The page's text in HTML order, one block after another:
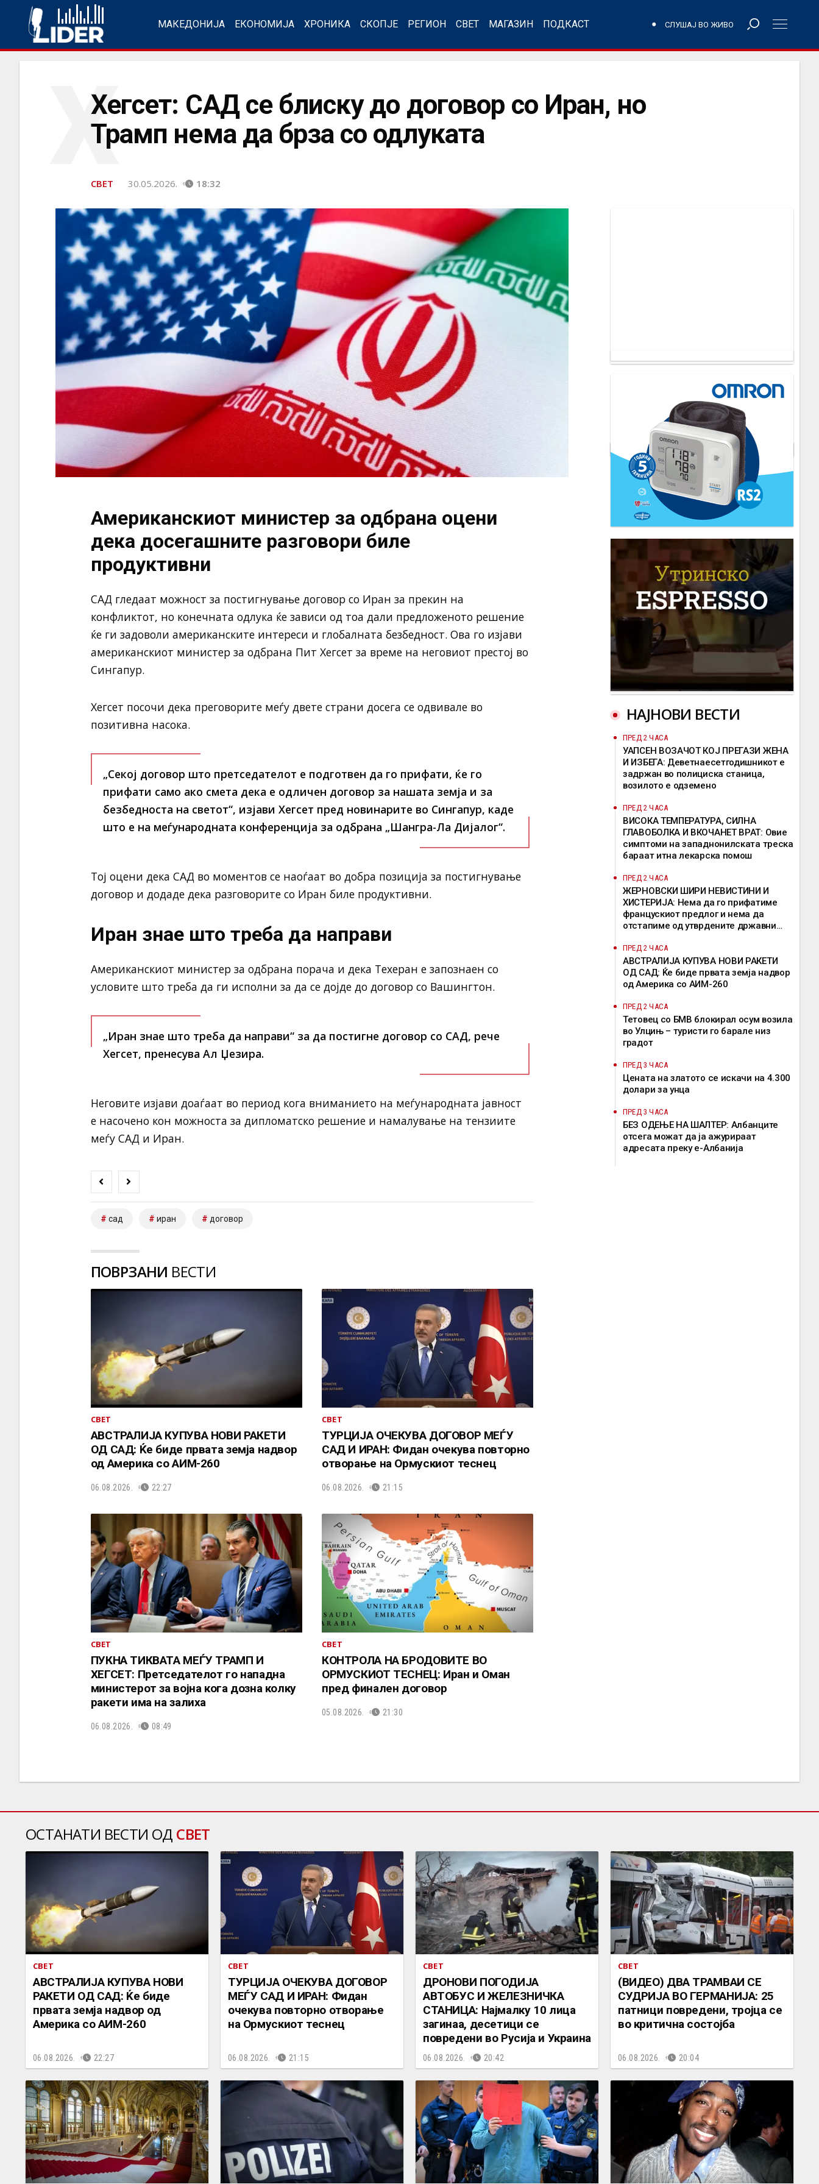
МАКЕДОНИЈА ЕКОНОМИЈА ХРОНИКА СКОПЈЕ РЕГИОН СВЕТ МАГАЗИН ПОДКАСТ СЛУШАЈ ВО ЖИВО
Хегсет: САД се блиску до договор со Иран, но
Трамп нема да брза со одлуката
Х
СВЕТ 30.05.2026. 18:32
Американскиот министер за одбрана оцени
дека досегашните разговори биле
продуктивни
САД гледаат можност за постигнување договор со Иран за прекин на
конфликтот, но конечната одлука ќе зависи од тоа дали предложеното решение
ќе ги задоволи американските интереси и глобалната безбедност. Ова го изјави
американскиот министер за одбрана Пит Хегсет за време на неговиот престој во
Сингапур.
Хегсет посочи дека преговорите меѓу двете страни досега се одвивале во
позитивна насока.
„Секој договор што претседателот е подготвен да го прифати, ќе го
прифати само ако смета дека е одличен договор за нашата земја и за
безбедноста на светот“, изјави Хегсет пред новинарите во Сингапур, каде
што е на меѓународната конференција за одбрана „Шангра-Ла Дијалог“.
Тој оцени дека САД во моментов се наоѓаат во добра позиција за постигнување
договор и додаде дека разговорите со Иран биле продуктивни.
Иран знае што треба да направи
Американскиот министер за одбрана порача и дека Техеран е запознаен со
условите што треба да ги исполни за да се дојде до договор со Вашингтон.
„Иран знае што треба да направи“ за да постигне договор со САД, рече
Хегсет, пренесува Ал Џезира.
Неговите изјави доаѓаат во период кога вниманието на меѓународната јавност
е насочено кон можноста за дипломатско решение и намалување на тензиите
меѓу САД и Иран.
сад иран договор
ПОВРЗАНИ ВЕСТИ
СВЕТ
АВСТРАЛИЈА КУПУВА НОВИ РАКЕТИ
ОД САД: Ќе биде првата земја надвор
од Америка со АИМ-260
06.08.2026. 22:27
СВЕТ
ТУРЦИЈА ОЧЕКУВА ДОГОВОР МЕЃУ
САД И ИРАН: Фидан очекува повторно
отворање на Ормускиот теснец
06.08.2026. 21:15
СВЕТ
ПУКНА ТИКВАТА МЕЃУ ТРАМП И
ХЕГСЕТ: Претседателот го нападна
министерот за војна кога дозна колку
ракети има на залиха
06.08.2026. 08:49
СВЕТ
КОНТРОЛА НА БРОДОВИТЕ ВО
ОРМУСКИОТ ТЕСНЕЦ: Иран и Оман
пред финален договор
05.08.2026. 21:30
НАЈНОВИ ВЕСТИ
ПРЕД 2 ЧАСА
УАПСЕН ВОЗАЧОТ КОЈ ПРЕГАЗИ ЖЕНА
И ИЗБЕГА: Деветнаесетгодишникот е
задржан во полициска станица,
возилото е одземено
ПРЕД 2 ЧАСА
ВИСОКА ТЕМПЕРАТУРА, СИЛНА
ГЛАВОБОЛКА И ВКОЧАНЕТ ВРАТ: Овие
симптоми на западнонилската треска
бараат итна лекарска помош
ПРЕД 2 ЧАСА
ЖЕРНОВСКИ ШИРИ НЕВИСТИНИ И
ХИСТЕРИЈА: Нема да го прифатиме
францускиот предлог и нема да
отстапиме од утврдените државни
ПРЕД 2 ЧАСА
АВСТРАЛИЈА КУПУВА НОВИ РАКЕТИ
ОД САД: Ќе биде првата земја надвор
од Америка со АИМ-260
ПРЕД 2 ЧАСА
Тетовец со БМВ блокирал осум возила
во Улцињ – туристи го барале низ
градот
ПРЕД 3 ЧАСА
Цената на златото се искачи на 4.300
долари за унца
ПРЕД 3 ЧАСА
БЕЗ ОДЕЊЕ НА ШАЛТЕР: Албанците
отсега можат да ја ажурираат
адресата преку е-Албанија
ОСТАНАТИ ВЕСТИ ОД СВЕТ
СВЕТ
АВСТРАЛИЈА КУПУВА НОВИ
РАКЕТИ ОД САД: Ќе биде
првата земја надвор од
Америка со АИМ-260
06.08.2026. 22:27
СВЕТ
ТУРЦИЈА ОЧЕКУВА ДОГОВОР
МЕЃУ САД И ИРАН: Фидан
очекува повторно отворање
на Ормускиот теснец
06.08.2026. 21:15
СВЕТ
ДРОНОВИ ПОГОДИЈА
АВТОБУС И ЖЕЛЕЗНИЧКА
СТАНИЦА: Најмалку 10 лица
загинаа, десетици се
повредени во Русија и Украина
06.08.2026. 20:42
СВЕТ
(ВИДЕО) ДВА ТРАМВАИ СЕ
СУДРИЈА ВО ГЕРМАНИЈА: 25
патници повредени, тројца се
во критична состојба
06.08.2026. 20:04